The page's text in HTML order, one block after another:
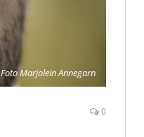
Foto Marjolein Annegarn
0